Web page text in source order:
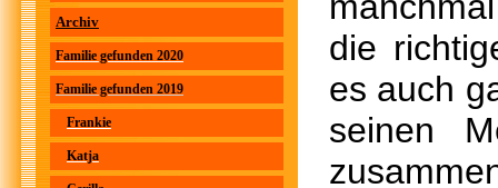
Archiv
Familie gefunden 2020
Familie gefunden 2019
Frankie
Katja
die
es auch
seinen